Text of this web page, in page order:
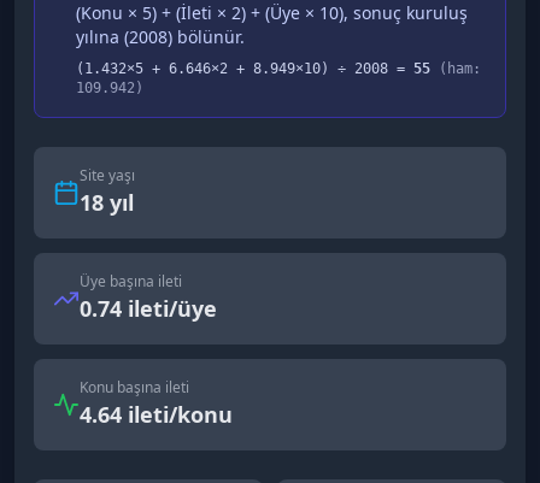
(Konu × 5) + (İleti × 2) + (Üye × 10), sonuç kuruluş
yılına (2008) bölünür.
( 1.432×5 + 6.646×2 + 8.949×10) ÷ 2008 = 55 (ham:
109.942)
Site yaşı
18 yıl
Üye başına ileti
0.74 ileti/üye
Konu başına ileti
4.64 ileti/konu